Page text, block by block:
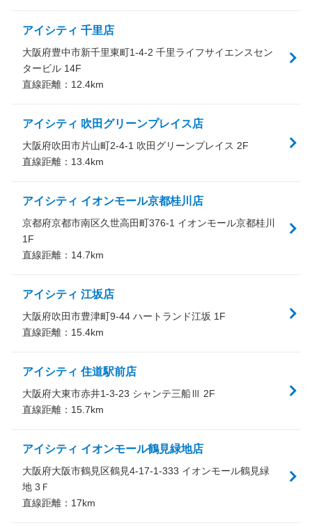
アイシティ 千里店
大阪府豊中市新千里東町1-4-2 千里ライフサイエンスセン
タービル 14F
直線距離： 12.4km
アイシティ 吹田グリーンプレイス店
大阪府吹田市片山町2-4-1 吹田グリーンプレイス 2F
直線距離： 13.4km
アイシティ イオンモール京都桂川店
京都府京都市南区久世高田町376-1 イオンモール京都桂川
1F
直線距離： 14.7km
アイシティ 江坂店
大阪府吹田市豊津町9-44 ハートランド江坂 1F
直線距離： 15.4km
アイシティ 住道駅前店
大阪府大東市赤井1-3-23 シャンテ三船Ⅲ 2F
直線距離： 15.7km
アイシティ イオンモール鶴見緑地店
大阪府大阪市鶴見区鶴見4-17-1-333 イオンモール鶴見緑
地 3Ｆ
直線距離： 17km